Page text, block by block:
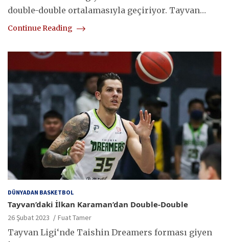
double-double ortalamasıyla geçiriyor. Tayvan…
Continue Reading
DÜNYADAN BASKETBOL
Tayvan’daki İlkan Karaman’dan Double-Double
26 Şubat 2023 Fuat Tamer
Tayvan Ligi‘nde Taishin Dreamers forması giyen